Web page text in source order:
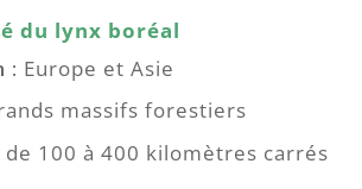
du lynx boréal
: Europe et Asie
massifs forestiers
de 100 à 400 kilomètres carrés